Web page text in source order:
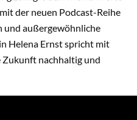
der neuen Podcast-Reihe
und außergewöhnliche
Helena Ernst spricht mit
Zukunft nachhaltig und